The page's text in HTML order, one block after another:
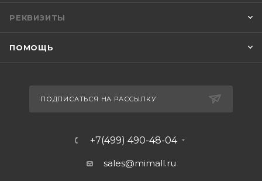
РЕКВИЗИТЫ
ПОМОЩЬ
ПОДПИСАТЬСЯ НА РАССЫЛКУ
+7(499) 490-48-04
sales@mimall.ru